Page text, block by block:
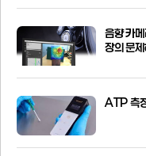
음향 카
장의 문
ATP 측